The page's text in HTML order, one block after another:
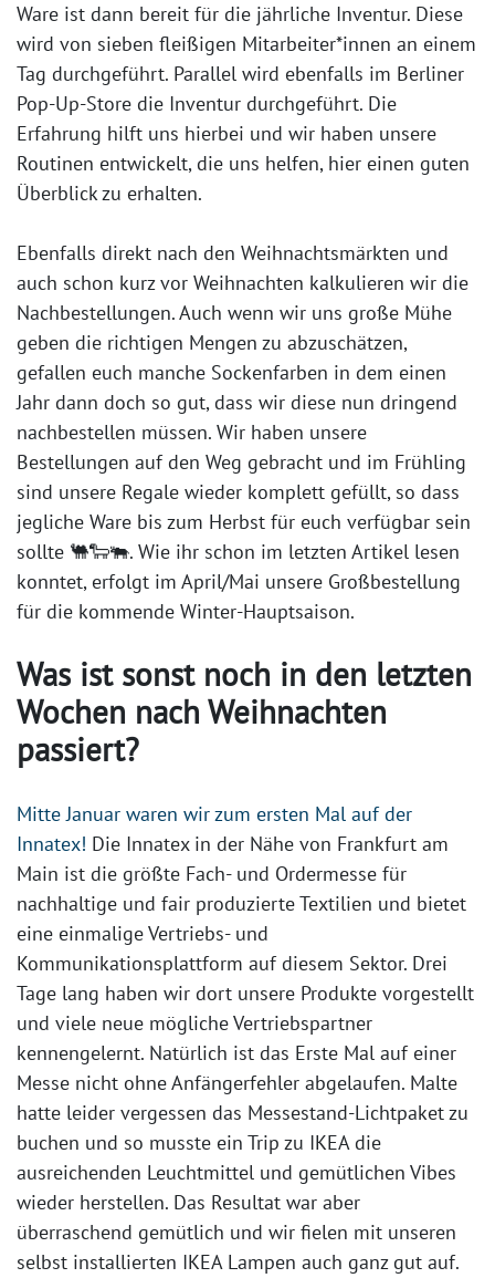
Ware ist dann bereit für die jährliche Inventur. Diese
wird von sieben fleißigen Mitarbeiter*innen an einem
Tag durchgeführt. Parallel wird ebenfalls im Berliner
Pop-Up-Store die Inventur durchgeführt. Die
Erfahrung hilft uns hierbei und wir haben unsere
Routinen entwickelt, die uns helfen, hier einen guten
Überblick zu erhalten.
Ebenfalls direkt nach den Weihnachtsmärkten und
auch schon kurz vor Weihnachten kalkulieren wir die
Nachbestellungen. Auch wenn wir uns große Mühe
geben die richtigen Mengen zu abzuschätzen,
gefallen euch manche Sockenfarben in dem einen
Jahr dann doch so gut, dass wir diese nun dringend
nachbestellen müssen. Wir haben unsere
Bestellungen auf den Weg gebracht und im Frühling
sind unsere Regale wieder komplett gefüllt, so dass
jegliche Ware bis zum Herbst für euch verfügbar sein
sollte 🐫🐑🐃. Wie ihr schon im letzten Artikel lesen
konntet, erfolgt im April/Mai unsere Großbestellung
für die kommende Winter-Hauptsaison.
Was ist sonst noch in den letzten
Wochen nach Weihnachten
passiert?
Mitte Januar waren wir zum ersten Mal auf der
Innatex! Die Innatex in der Nähe von Frankfurt am
Main ist die größte Fach- und Ordermesse für
nachhaltige und fair produzierte Textilien und bietet
eine einmalige Vertriebs- und
Kommunikationsplattform auf diesem Sektor. Drei
Tage lang haben wir dort unsere Produkte vorgestellt
und viele neue mögliche Vertriebspartner
kennengelernt. Natürlich ist das Erste Mal auf einer
Messe nicht ohne Anfängerfehler abgelaufen. Malte
hatte leider vergessen das Messestand-Lichtpaket zu
buchen und so musste ein Trip zu IKEA die
ausreichenden Leuchtmittel und gemütlichen Vibes
wieder herstellen. Das Resultat war aber
überraschend gemütlich und wir fielen mit unseren
selbst installierten IKEA Lampen auch ganz gut auf.